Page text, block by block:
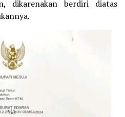
dikarenakan berdiri diatas